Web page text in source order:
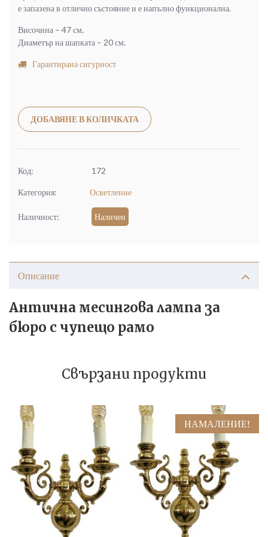
е запазена в отлично състояние и е напълно функционална.
Височина – 47 см.
Диаметър на шапката – 20 см.
Гарантирана сигурност
ДОБАВЯНЕ В КОЛИЧКАТА
Код: 172
Категория: Осветление
Наличност: Наличен
Описание
Антична месингова лампа за
бюро с чупещо рамо
Свързани продукти
НАМАЛЕНИЕ!